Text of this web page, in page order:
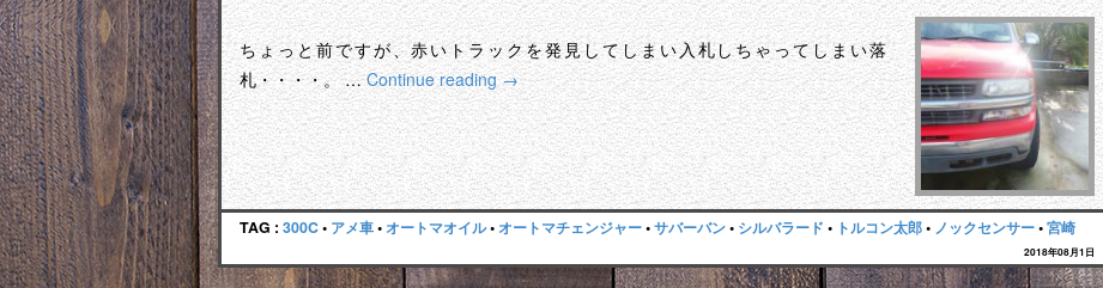
ちょっと前ですが、赤いトラックを発見してしまい入札しちゃってしまい落
札・・・・。 …Continue reading→
TAG : 300C• アメ車• オートマオイル• オートマチェンジャー•サバーバン• シルバラード • トルコン太郎• ノックセンサー•宮崎
2018年08月1日